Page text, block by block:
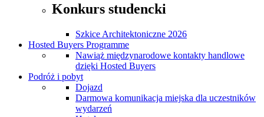
Konkurs studencki
Szkice Architektoniczne 2026
Hosted Buyers Programme
Nawiąż międzynarodowe kontakty handlowe
dzięki Hosted Buyers
Podróż i pobyt
Dojazd
Darmowa komunikacja miejska dla uczestników
wydarzeń